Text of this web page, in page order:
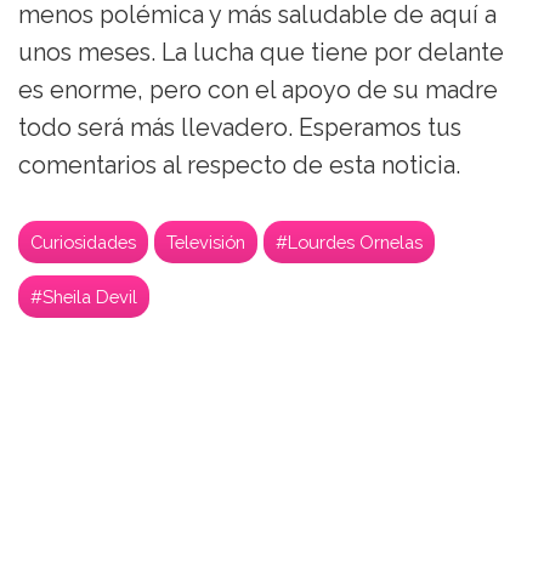
menos polémica y más saludable de aquí a
unos meses. La lucha que tiene por delante
es enorme, pero con el apoyo de su madre
todo será más llevadero. Esperamos tus
comentarios al respecto de esta noticia.
Curiosidades Televisión #Lourdes Ornelas
#Sheila Devil